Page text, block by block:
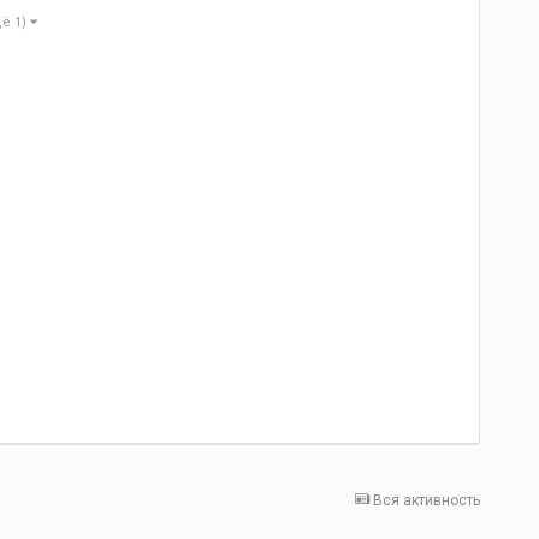
1)
Вся активность